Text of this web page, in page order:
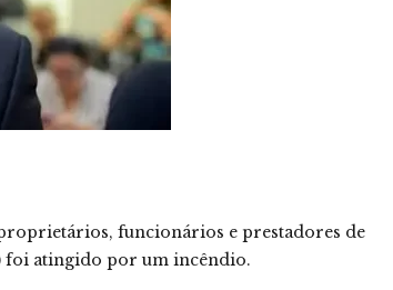
funcionários e prestadores de
foi atingido por um incêndio.